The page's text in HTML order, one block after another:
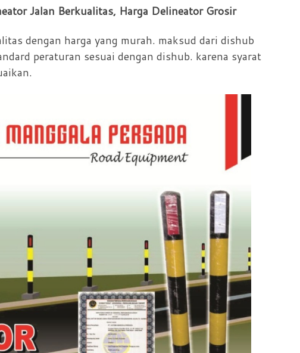
Jalan Berkualitas, Harga Delineator Grosir
dengan harga yang murah. maksud dari dishub
peraturan sesuai dengan dishub. karena syarat